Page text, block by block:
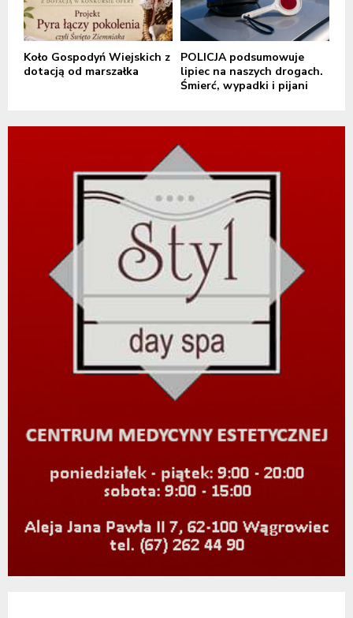
Koło Gospodyń Wiejskich z
dotacją od marszałka
POLICJA podsumowuje
lipiec na naszych drogach.
Śmierć, wypadki i pijani